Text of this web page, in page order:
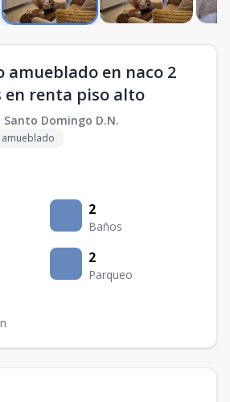
en naco 2
en renta piso alto
Santo Domingo D.N.
2
Baños
2
Parqueo